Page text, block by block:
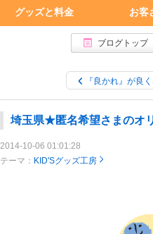
ブログトップ
『良かれ』が良
埼玉県★匿名希望さまのオ
2014-10-06 01:01:28
テーマ： KID'Sグッズ工房
グッズと料金 お客